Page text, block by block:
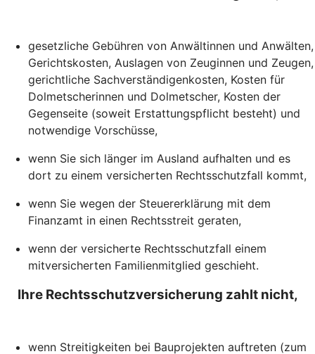
gesetzliche Gebühren von Anwältinnen und Anwälten,
Gerichtskosten, Auslagen von Zeuginnen und Zeugen,
gerichtliche Sachverständigenkosten, Kosten für
Dolmetscherinnen und Dolmetscher, Kosten der
Gegenseite (soweit Erstattungspflicht besteht) und
notwendige Vorschüsse,
wenn Sie sich länger im Ausland aufhalten und es
dort zu einem versicherten Rechtsschutzfall kommt,
wenn Sie wegen der Steuererklärung mit dem
Finanzamt in einen Rechtsstreit geraten,
wenn der versicherte Rechtsschutzfall einem
mitversicherten Familienmitglied geschieht.
Ihre Rechtsschutzversicherung zahlt nicht,
wenn Streitigkeiten bei Bauprojekten auftreten (zum